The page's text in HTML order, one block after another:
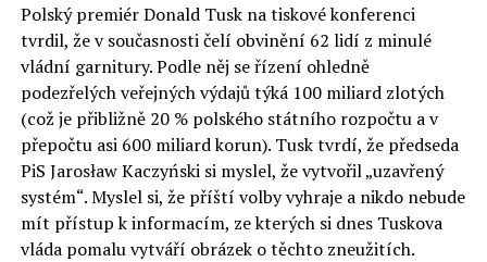
Otázky spojené s vývojem umělé inteligence budou na
fóru AI zvláště diskutovanou oblastí. Fórum AI bude
zahrnovat vyhrazenou tematickou trať skládající se z
panelů, prezentací, workshopů a speciálních akcí.
Budou diskutovány klíčové otázky vlivu umělé
inteligence ve společnosti, ale i v sektoru veřejných a
komerčních služeb. Budou se diskutovat problémy a
výzvy, kterým bude muset trh čelit tváří v tvář zásadním
technologickým změnám. Účastníci fóra také zváží, do
Polský premiér Donald Tusk na tiskové konferenci
tvrdil, že v současnosti čelí obvinění 62 lidí z minulé
vládní garnitury. Podle něj se řízení ohledně
podezřelých veřejných výdajů týká 100 miliard zlotých
(což je přibližně 20 % polského státního rozpočtu a v
přepočtu asi 600 miliard korun). Tusk tvrdí, že předseda
PiS Jarosław Kaczyński si myslel, že vytvořil „uzavřený
systém“. Myslel si, že příští volby vyhraje a nikdo nebude
mít přístup k informacím, ze kterých si dnes Tuskova
vláda pomalu vytváří obrázek o těchto zneužitích.